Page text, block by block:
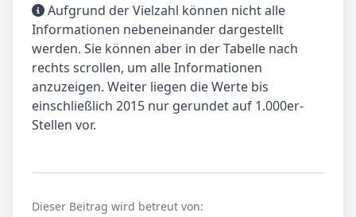
Aufgrund der Vielzahl können nicht alle
Informationen nebeneinander dargestellt
werden. Sie können aber in der Tabelle nach
rechts scrollen, um alle Informationen
anzuzeigen. Weiter liegen die Werte bis
einschließlich 2015 nur gerundet auf 1.000er-
Stellen vor.
Dieser Beitrag wird betreut von: